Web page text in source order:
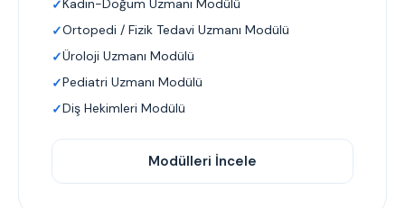
Kadın-Doğum Uzmanı Modülü
Ortopedi / Fizik Tedavi Uzmanı Modülü
Üroloji Uzmanı Modülü
Pediatri Uzmanı Modülü
Diş Hekimleri Modülü
Modülleri İncele